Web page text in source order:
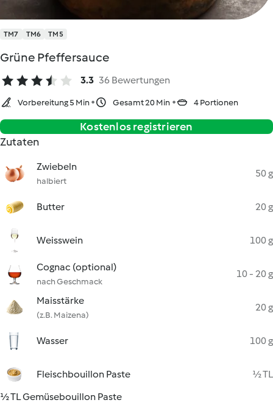
TM7 TM6 TM5
Grüne Pfeffersauce
3.3 36 Bewertungen
Vorbereitung 5 Min Gesamt 20 Min 4 Portionen
Kostenlos registrieren
Zutaten
Zwiebeln
halbiert
50 g
Butter 20 g
Weisswein 100 g
Cognac (optional)
nach Geschmack
10 - 20 g
Maisstärke
(z.B. Maizena)
20 g
Wasser 100 g
Fleischbouillon Paste
½ TL
½ TL Gemüsebouillon Paste